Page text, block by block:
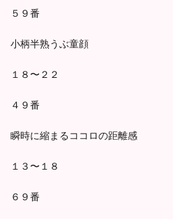
５９番
小柄半熟うぶ童顔
１８〜２２
４９番
瞬時に縮まるココロの距離感
１３〜１８
６９番